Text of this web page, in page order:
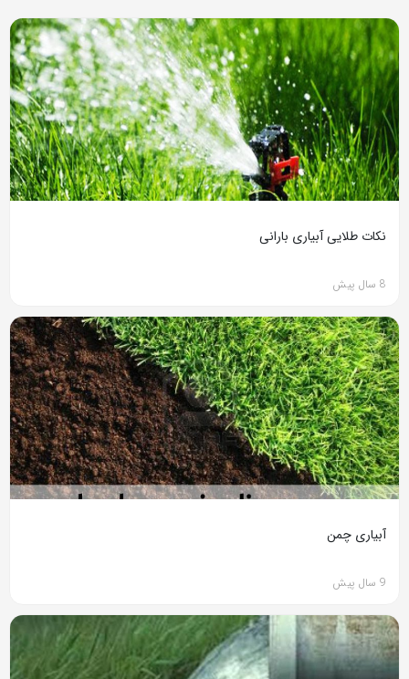
نکات طلایی آبیاری بارانی
8 سال پیش
آبیاری چمن
9 سال پیش